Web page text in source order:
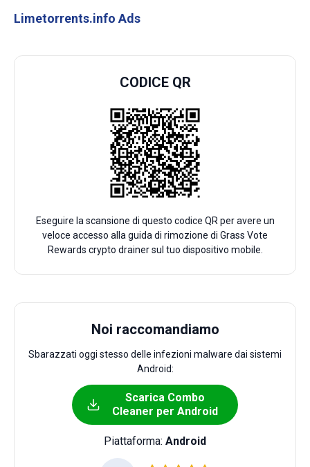
Limetorrents.info Ads
CODICE QR
Eseguire la scansione di questo codice QR per avere un
veloce accesso alla guida di rimozione di Grass Vote
Rewards crypto drainer sul tuo dispositivo mobile.
Noi raccomandiamo
Sbarazzati oggi stesso delle infezioni malware dai sistemi
Android:
Scarica Combo
Cleaner per Android
Piattaforma: Android